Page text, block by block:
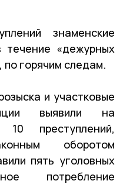
знаменские
течение «дежурных
по горячим следам.
и участковые
выявили на
преступлений,
оборотом
пять уголовных
потребление